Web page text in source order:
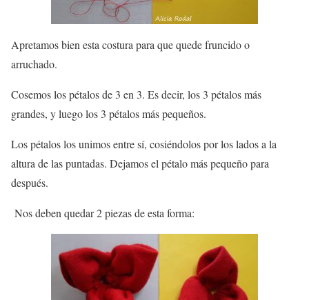
Apretamos bien esta costura para que quede fruncido o
arruchado.
Cosemos los pétalos de 3 en 3. Es decir, los 3 pétalos más
grandes, y luego los 3 pétalos más pequeños.
Los pétalos los unimos entre sí, cosiéndolos por los lados a la
altura de las puntadas. Dejamos el pétalo más pequeño para
después.
Nos deben quedar 2 piezas de esta forma: